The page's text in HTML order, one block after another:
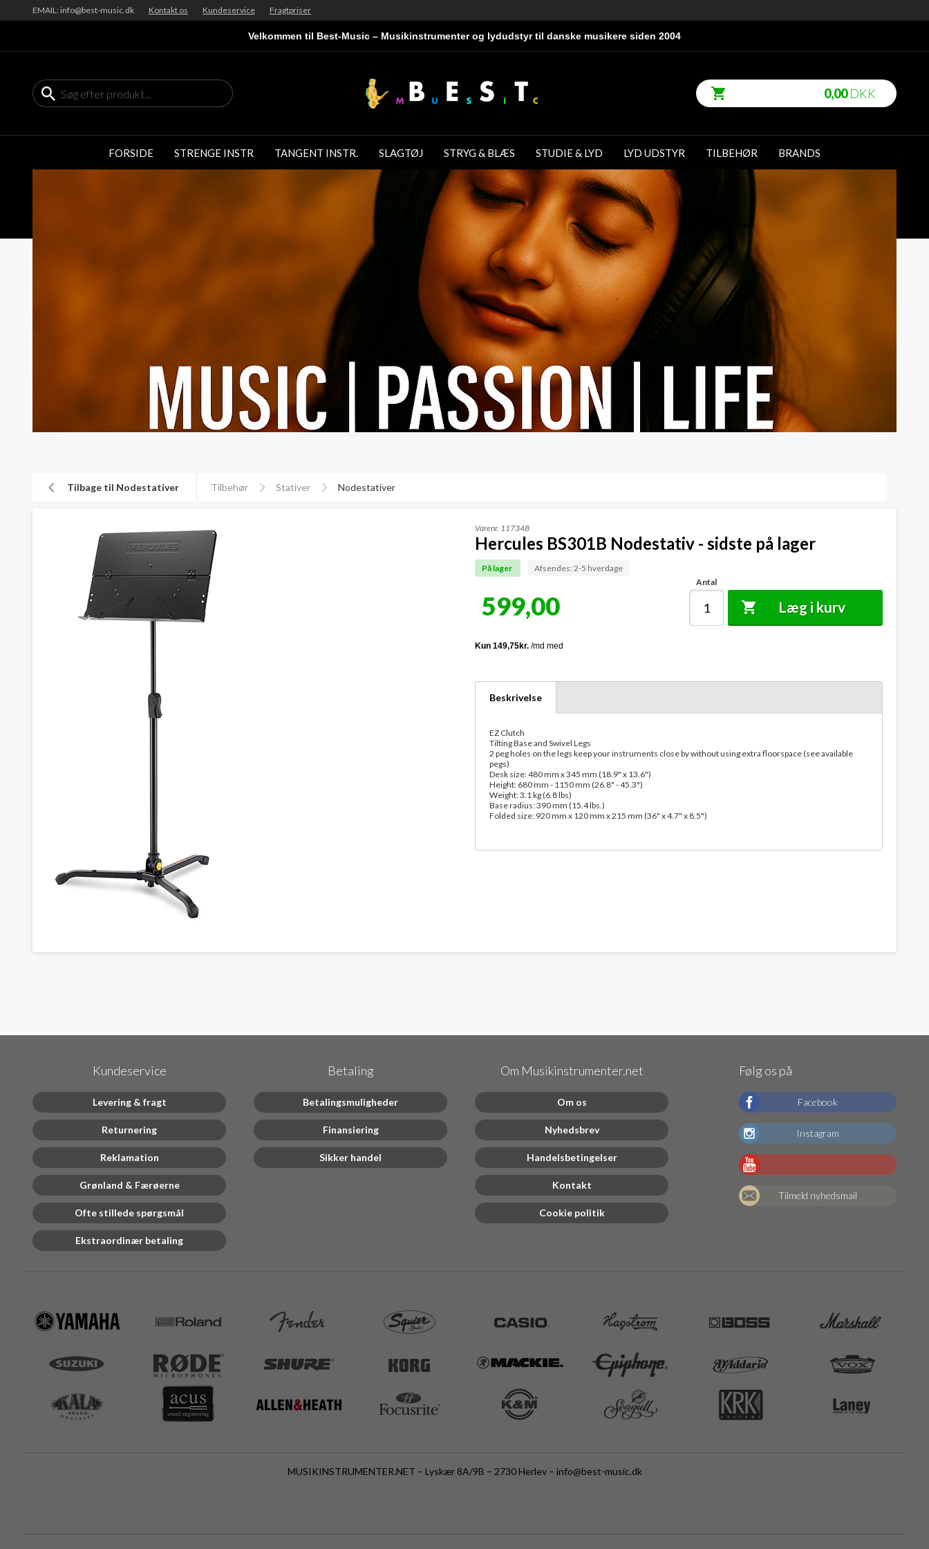
EMAIL: info@best-music.dk Kontakt os Kundeservice Fragtpriser
Velkommen til Best-Music – Musikinstrumenter og lydudstyr til danske musikere siden 2004
0,00DKK
FORSIDE STRENGE INSTR TANGENT INSTR. SLAGTØJ STRYG & BLÆS STUDIE & LYD LYD UDSTYR TILBEHØR BRANDS
Tilbage til Nodestativer Tilbehør Stativer Nodestativer
Varenr. 117348
Hercules BS301B Nodestativ - sidste på lager
På lager Afsendes: 2-5 hverdage
599,00
Antal
Læg i kurv
Beskrivelse
EZ Clutch
Tilting Base and Swivel Legs
2 peg holes on the legs keep your instruments close by without using extra floorspace (see available
pegs)
Desk size: 480 mm x 345 mm (18.9" x 13.6")
Height: 680 mm - 1150 mm (26.8" - 45.3")
Weight: 3.1 kg (6.8 lbs)
Base radius: 390 mm (15.4 lbs.)
Folded size: 920 mm x 120 mm x 215 mm (36" x 4.7" x 8.5")
Kundeservice
Levering & fragt
Returnering
Reklamation
Grønland & Færøerne
Ofte stillede spørgsmål
Ekstraordinær betaling
Betaling
Betalingsmuligheder
Finansiering
Sikker handel
Om Musikinstrumenter.net
Om os
Nyhedsbrev
Handelsbetingelser
Kontakt
Cookie politik
Følg os på
Facebook
Instagram
Tilmeld nyhedsmail
MUSIKINSTRUMENTER.NET – Lyskær 8A/9B – 2730 Herlev – info@best-music.dk